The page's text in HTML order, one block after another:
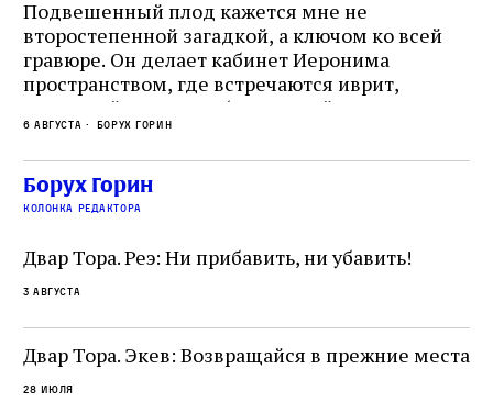
Подвешенный плод кажется мне не
второстепенной загадкой, а ключом ко всей
гравюре. Он делает кабинет Иеронима
пространством, где встречаются иврит,
греческий и латынь; буквальный смысл и
церковная традиция; филологическая
точность и понятность; переводчик,
убеждённый в необходимости исправления, и
читатель, воспринимающий исправление как
не просто покровитель переводчиков,
окружённый книгами. Перед нами человек,
одно решение которого вызвало возмущение
целой общины и стало частью многовекового
спора о том, кому принадлежит последнее
слово в переводе Библии
6 августа Борух Горин
Борух Горин
колонка редактора
Двар Тора. Реэ: Ни прибавить, ни убавить!
3 августа
Двар Тора. Экев: Возвращайся в прежние места
28 июля